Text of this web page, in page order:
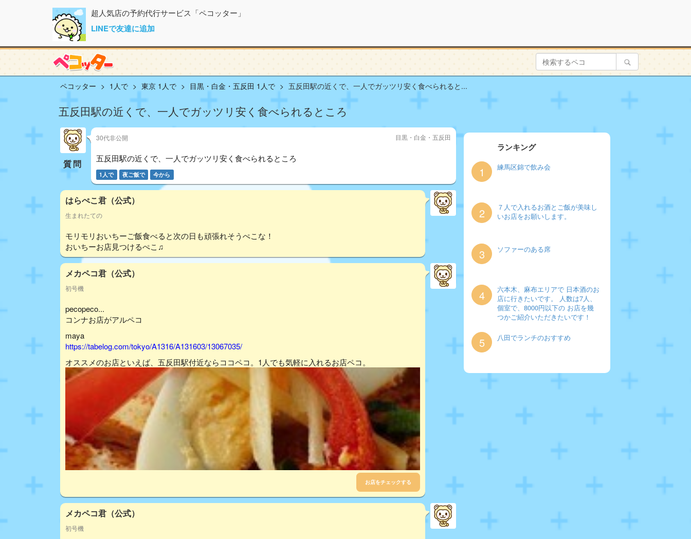
超人気店の予約代行サービス「ペコッター」
LINEで友達に追加
ペコッター 1人で 東京 1人で 目黒・白金・五反田 1人で 五反田駅の近くで、一人でガッツリ安く食べられると...
五反田駅の近くで、一人でガッツリ安く食べられるところ
質問
30代非公開 目黒・白金・五反田
五反田駅の近くで、一人でガッツリ安く食べられるところ
1人で 夜ご飯で 今から
はらぺこ君（公式）
生まれたての
モリモリおいちーご飯食べると次の日も頑張れそうぺこな！
おいちーお店見つけるぺこ♫
メカペコ君（公式）
初号機
pecopeco...
コンナお店がアルペコ
maya
https://tabelog.com/tokyo/A1316/A131603/13067035/
オススメのお店といえば、五反田駅付近ならココペコ。1人でも気軽に入れるお店ペコ。
お店をチェックする
メカペコ君（公式）
初号機
ランキング
1 練馬区錦で飲み会
2
７人で入れるお酒とご飯が美味し
いお店をお願いします。
3 ソファーのある席
4
六本木、麻布エリアで 日本酒のお
店に行きたいです。 人数は7人、
個室で、8000円以下の お店を幾
つかご紹介いただきたいです！
5 八田でランチのおすすめ